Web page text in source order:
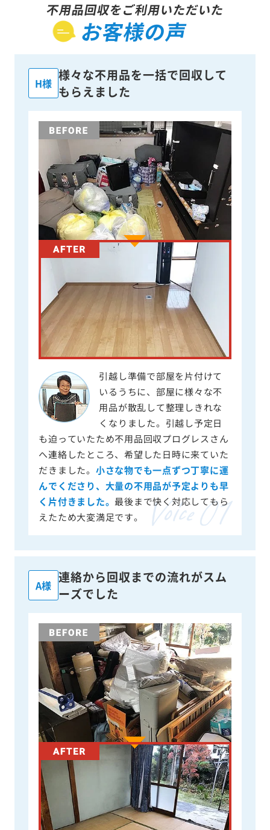
不用品回収をご利用いただいた
お客様の声
H様
様々な不用品を一括で回収して
もらえました
引越し準備で部屋を片付けて
いるうちに、部屋に様々な不
用品が散乱して整理しきれな
くなりました。引越し予定日
も迫っていたため不用品回収プログレスさん
へ連絡したところ、希望した日時に来ていた
だきました。 小さな物でも一点ずつ丁寧に運
んでくださり、大量の不用品が予定よりも早
く片付きました。 最後まで快く対応してもら
えたため大変満足です。
A様
連絡から回収までの流れがスム
ーズでした